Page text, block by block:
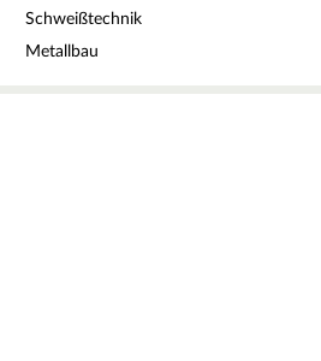
Schweißtechnik
Metallbau